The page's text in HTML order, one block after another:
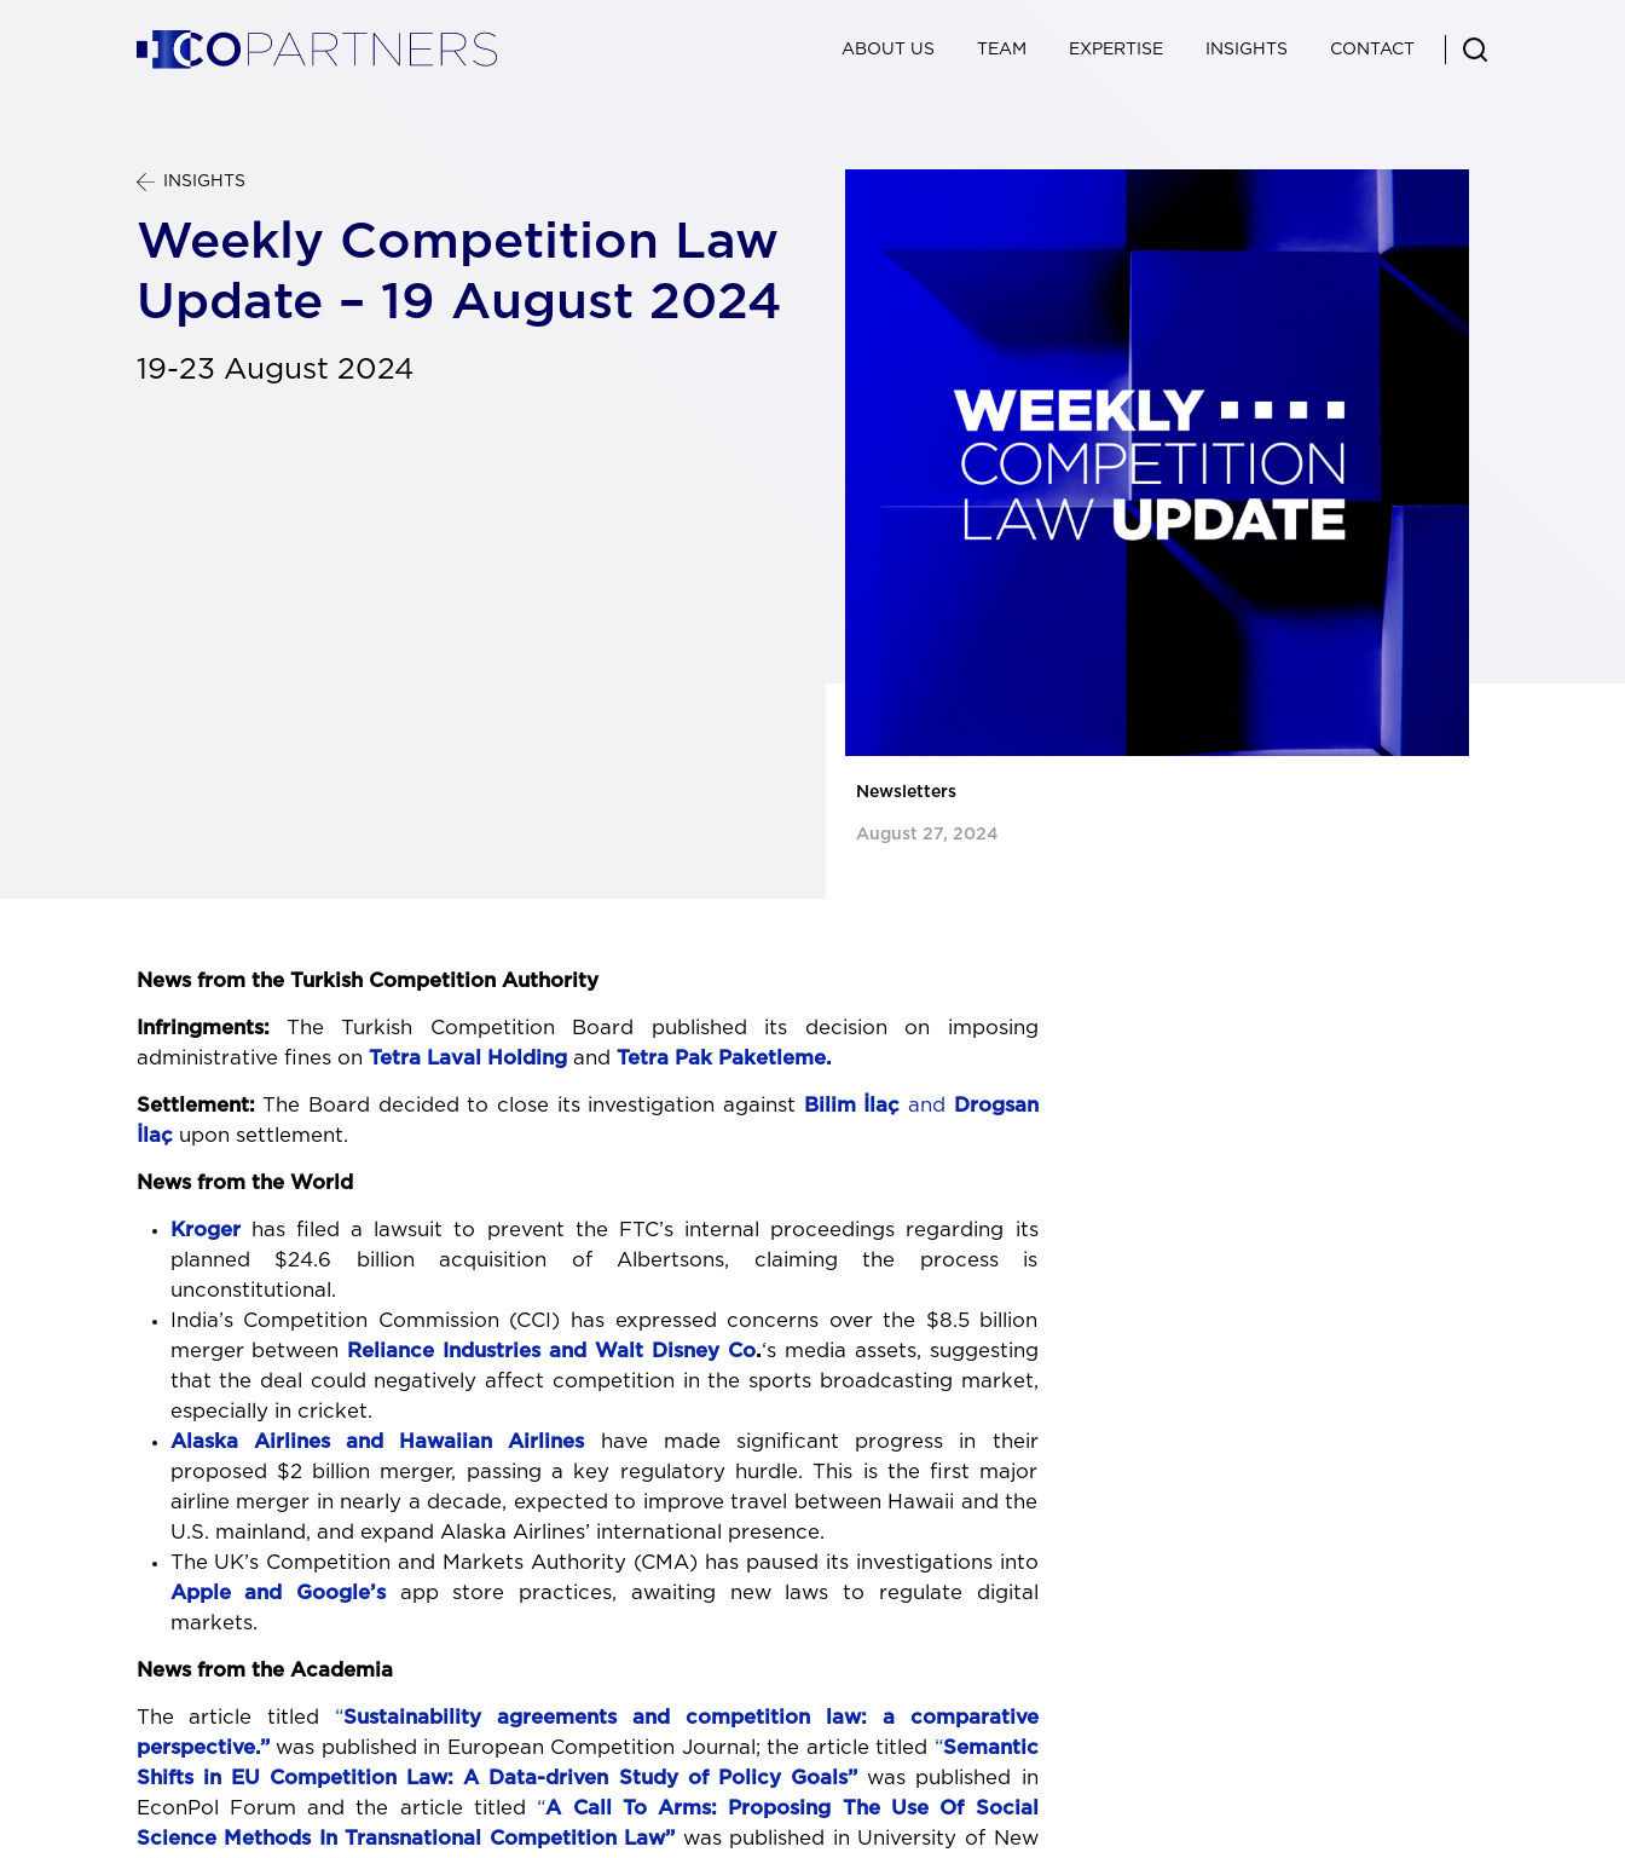
ABOUT US TEAM EXPERTISE INSIGHTS CONTACT
INSIGHTS
Weekly Competition Law
Update – 19 August 2024
19-23 August 2024
Newsletters
August 27, 2024
News from the Turkish Competition Authority
Infringments: The Turkish Competition Board published its decision on imposing
administrative fines on Tetra Laval Holdingand Tetra Pak Paketleme.
Settlement: The Board decided to close its investigation against Bilim İlaç and
Drogsan
İlaçupon settlement.
News from the World
Krogerhas filed a lawsuit to prevent the FTC’s internal proceedings regarding its
planned $24.6 billion acquisition of Albertsons, claiming the process is
unconstitutional.
India’s Competition Commission (CCI) has expressed concerns over the $8.5 billion
merger between
Reliance Industries and Walt Disney Co.‘s media assets, suggesting
that the deal could negatively affect competition in the sports broadcasting market,
especially in cricket.
Alaska Airlines and Hawaiian Airlineshave made significant progress in their
proposed $2 billion merger, passing a key regulatory hurdle. This is the first major
airline merger in nearly a decade, expected to improve travel between Hawaii and the
U.S. mainland, and expand Alaska Airlines’ international presence.
The UK’s Competition and Markets Authority (CMA) has paused its investigations into
Apple and
Google’sapp store practices, awaiting new laws to regulate digital
markets.
News from the Academia
The article titled “Sustainability agreements and competition law: a
comparative
perspective.”was published in European Competition Journal; the article titled “Semantic
Shifts in EU Competition Law: A
Data-driven Study of Policy Goals” was published in
EconPol Forum and the article titled “A Call To
Arms: Proposing The Use Of Social
Science Methods In Transnational Competition Law” was published in University of New